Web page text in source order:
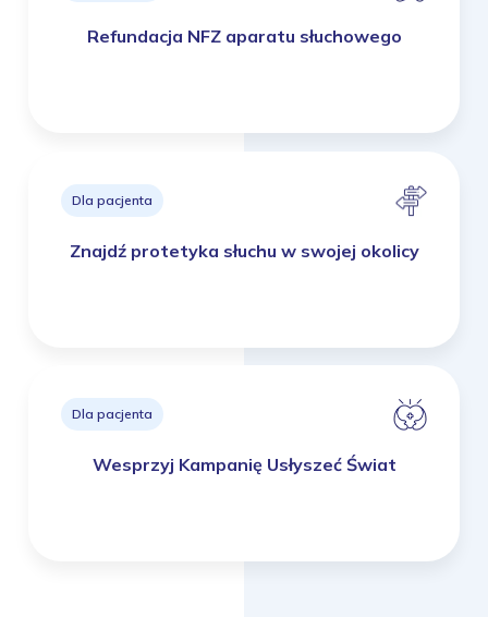
Refundacja NFZ aparatu słuchowego
Dla pacjenta
Znajdź protetyka słuchu w swojej okolicy
Dla pacjenta
Wesprzyj Kampanię Usłyszeć Świat